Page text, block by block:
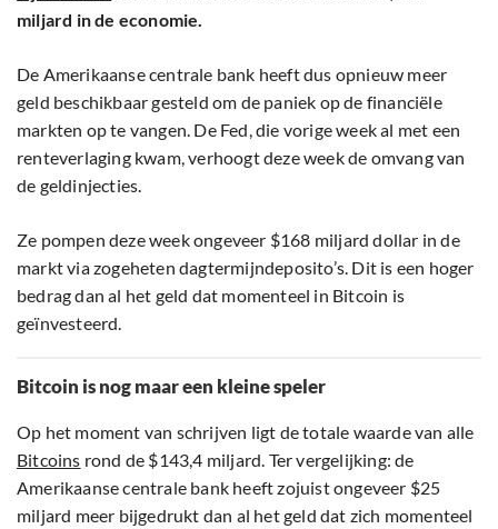
miljard in de economie.
De Amerikaanse centrale bank heeft dus opnieuw meer
geld beschikbaar gesteld om de paniek op de financiële
markten op te vangen. De Fed, die vorige week al met een
renteverlaging kwam, verhoogt deze week de omvang van
de geldinjecties.
Ze pompen deze week ongeveer $168 miljard dollar in de
markt via zogeheten dagtermijndeposito’s. Dit is een hoger
bedrag dan al het geld dat momenteel in Bitcoin is
geïnvesteerd.
Bitcoin is nog maar een kleine speler
Op het moment van schrijven ligt de totale waarde van alle
Bitcoins rond de $143,4 miljard. Ter vergelijking: de
Amerikaanse centrale bank heeft zojuist ongeveer $25
miljard meer bijgedrukt dan al het geld dat zich momenteel